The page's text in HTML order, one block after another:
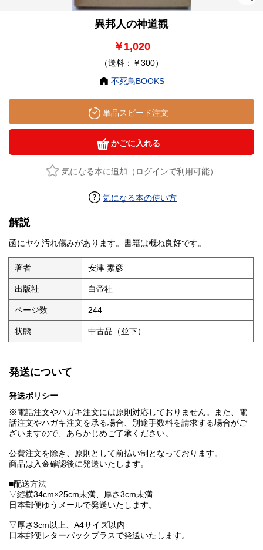
異邦人の神道観
￥1,020
（送料：￥300）
不死鳥BOOKS
単品スピード注文
かごに入れる
気になる本に追加（ログインで利用可能）
気になる本の使い方
解説
函にヤケ汚れ傷みがあります。書籍は概ね良好です。
著者 安津 素彦
出版社 白帝社
ページ数 244
状態 中古品（並下）
発送について
発送ポリシー
※電話注文やハガキ注文には原則対応しておりません。また、電
話注文やハガキ注文を承る場合、別途手数料を請求する場合がご
ざいますので、あらかじめご了承ください。
公費注文を除き、原則として前払い制となっております。
商品は入金確認後に発送いたします。
■配送方法
▽縦横34cm×25cm未満、厚さ3cm未満
日本郵便ゆうメールで発送いたします。
▽厚さ3cm以上、A4サイズ以内
日本郵便レターパックプラスで発送いたします。